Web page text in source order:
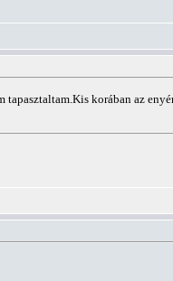
tapasztaltam.Kis korában az